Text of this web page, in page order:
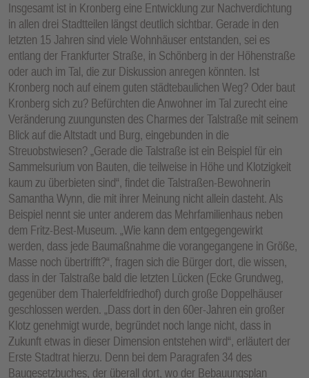
Insgesamt ist in Kronberg eine Entwicklung zur Nachverdichtung
in allen drei Stadtteilen längst deutlich sichtbar. Gerade in den
letzten 15 Jahren sind viele Wohnhäuser entstanden, sei es
entlang der Frankfurter Straße, in Schönberg in der Höhenstraße
oder auch im Tal, die zur Diskussion anregen könnten. Ist
Kronberg noch auf einem guten städtebaulichen Weg? Oder baut
Kronberg sich zu? Befürchten die Anwohner im Tal zurecht eine
Veränderung zuungunsten des Charmes der Talstraße mit seinem
Blick auf die Altstadt und Burg, eingebunden in die
Streuobstwiesen? „Gerade die Talstraße ist ein Beispiel für ein
Sammelsurium von Bauten, die teilweise in Höhe und Klotzigkeit
kaum zu überbieten sind“, findet die Talstraßen-Bewohnerin
Samantha Wynn, die mit ihrer Meinung nicht allein dasteht. Als
Beispiel nennt sie unter anderem das Mehrfamilienhaus neben
dem Fritz-Best-Museum. „Wie kann dem entgegengewirkt
werden, dass jede Baumaßnahme die vorangegangene in Größe,
Masse noch übertrifft?“, fragen sich die Bürger dort, die wissen,
dass in der Talstraße bald die letzten Lücken (Ecke Grundweg,
gegenüber dem Thalerfeldfriedhof) durch große Doppelhäuser
geschlossen werden. „Dass dort in den 60er-Jahren ein großer
Klotz genehmigt wurde, begründet noch lange nicht, dass in
Zukunft etwas in dieser Dimension entstehen wird“, erläutert der
Erste Stadtrat hierzu. Denn bei dem Paragrafen 34 des
Baugesetzbuches, der überall dort, wo der Bebauungsplan